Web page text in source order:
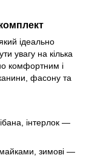
ідеально
увагу на кілька
комфортним і
фасону та
інтерлок —
майками, зимові —